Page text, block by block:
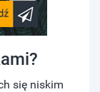
się niskim